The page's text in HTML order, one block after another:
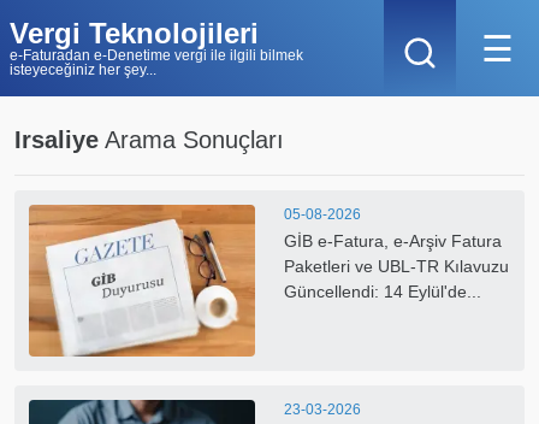
Vergi Teknolojileri
e-Faturadan e-Denetime vergi ile ilgili bilmek
isteyeceğiniz her şey...
☰
Irsaliye Arama Sonuçları
05-08-2026
GİB e-Fatura, e-Arşiv Fatura
Paketleri ve UBL-TR Kılavuzu
Güncellendi: 14 Eylül'de...
23-03-2026